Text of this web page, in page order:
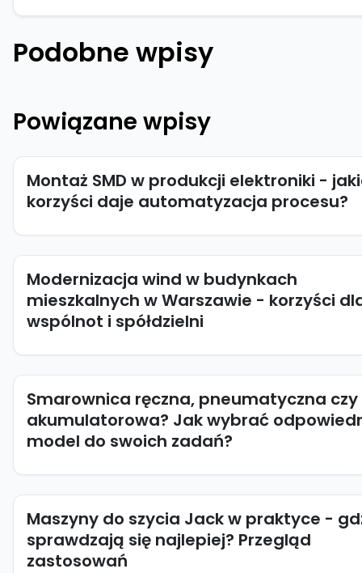
Podobne wpisy
Powiązane wpisy
Montaż SMD w produkcji elektroniki -
korzyści daje automatyzacja procesu?
Modernizacja wind w budynkach
mieszkalnych w Warszawie - korzyści
wspólnot i spółdzielni
Smarownica ręczna, pneumatyczna czy
akumulatorowa? Jak wybrać
model do swoich zadań?
Maszyny do szycia Jack w praktyce -
sprawdzają się najlepiej? Przegląd
zastosowań